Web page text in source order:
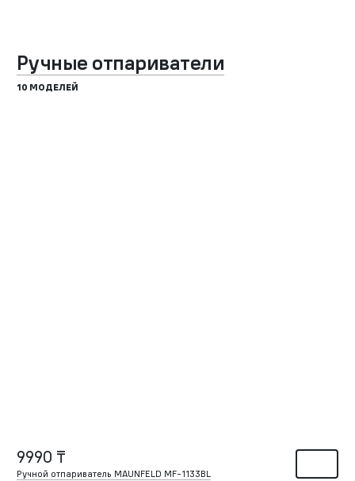
Ручные отпариватели
10 МОДЕЛЕЙ
9990 ₸
Ручной отпариватель MAUNFELD MF-1133BL